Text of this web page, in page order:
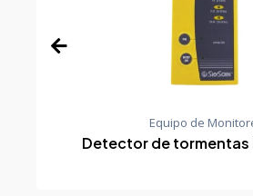
Equipo de
Detector de tormentas